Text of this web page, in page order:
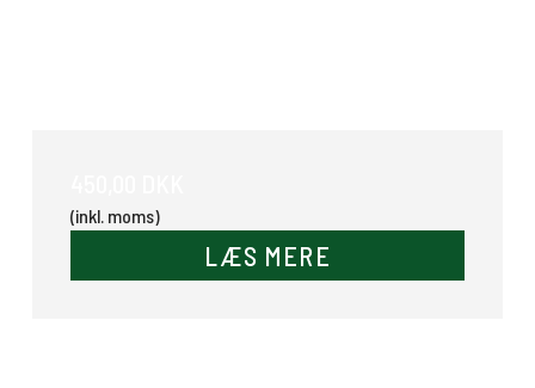
(inkl. moms)
LÆS MERE